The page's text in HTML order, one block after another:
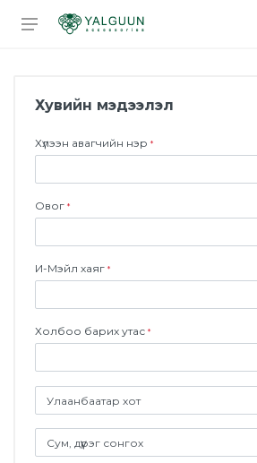
Хувийн мэдээлэл
Хүлээн авагчийн нэр *
Овог *
И-Мэйл хаяг *
Холбоо барих утас *